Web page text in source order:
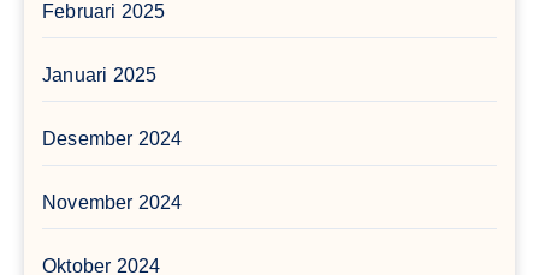
Februari 2025
Januari 2025
Desember 2024
November 2024
Oktober 2024